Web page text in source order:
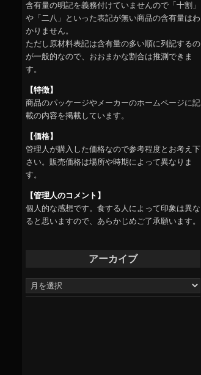
含有量の明記を義務付けていませんので「十割」
や「二八」といった表記が無い商品の含有量はわ
かりません。
ただし原材料表記は含有量の多い順に列記するの
が一般的なので、おおまかな割合は推測できま
す。
【特徴】
商品のパッケージやメーカーのホームページに記
載の内容を掲載しています。
【価格】
管理人が購入した価格なので参考程度とお考え下
さい。販売価格は場所や時期によって異なりま
す。
【管理人のコメント】
個人的な感想です。食する人によって印象は異な
ると思いますので、あらかじめご了承願います。
アーカイブ
ア
ー